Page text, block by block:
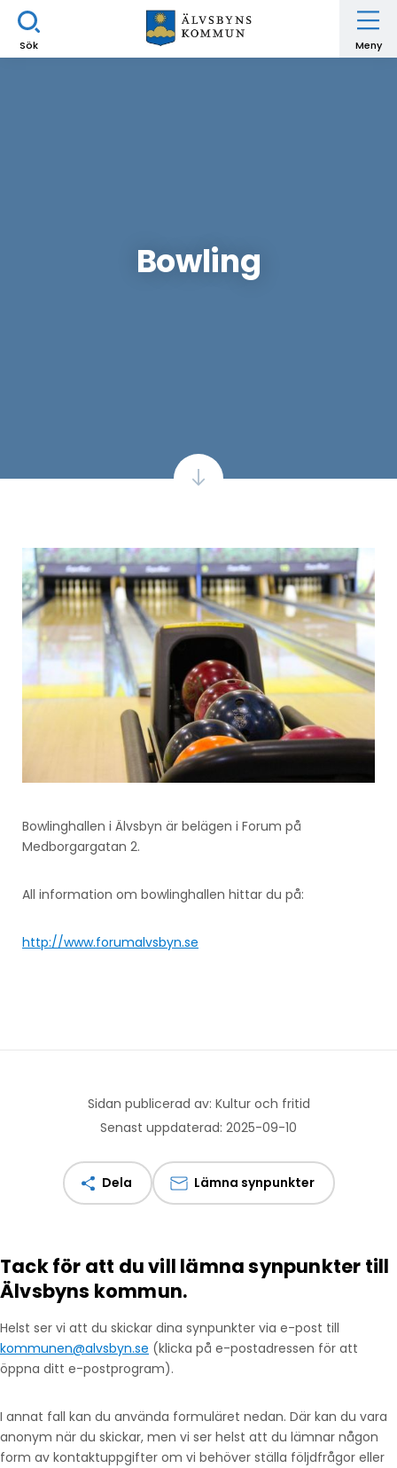
Sök Meny
Bowling
Bowlinghallen i Älvsbyn är belägen i Forum på
Medborgargatan 2.
All information om bowlinghallen hittar du på:
http://www.forumalvsbyn.se
Sidan publicerad av: Kultur och fritid
Senast uppdaterad: 2025-09-10
Dela Lämna synpunkter
Tack för att du vill lämna synpunkter till
Älvsbyns kommun.
Helst ser vi att du skickar dina synpunkter via e-post till
kommunen@alvsbyn.se (klicka på e-postadressen för att
öppna ditt e-postprogram).
I annat fall kan du använda formuläret nedan. Där kan du vara
anonym när du skickar, men vi ser helst att du lämnar någon
form av kontaktuppgifter om vi behöver ställa följdfrågor eller